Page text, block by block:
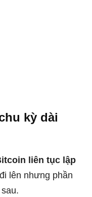
kỳ dài
liên tục lập
lên nhưng phần